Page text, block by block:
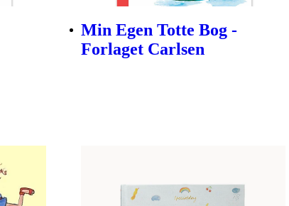
Min Egen Totte Bog -
Forlaget Carlsen